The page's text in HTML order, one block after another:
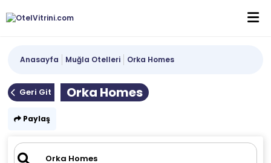
Anasayfa Muğla Otelleri Orka Homes
Geri Git Orka Homes
Paylaş